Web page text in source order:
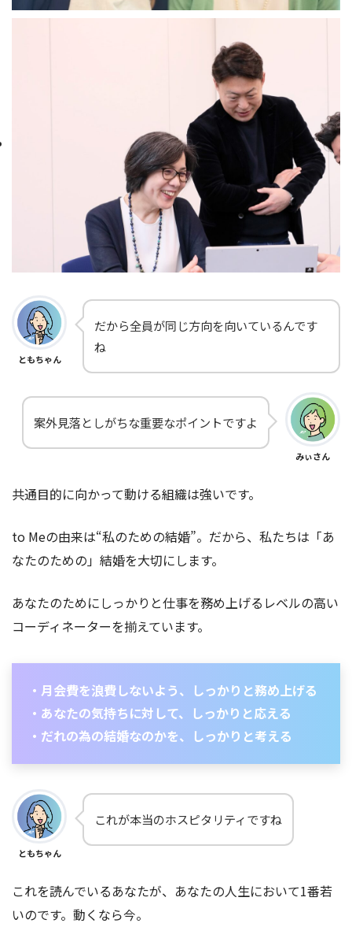
ともちゃん
だから全員が同じ方向を向いているんです
ね
みぃさん
案外見落としがちな重要なポイントですよ
共通目的に向かって動ける組織は強いです。
to Meの由来は“私のための結婚”。だから、私たちは「あ
なたのための」結婚を大切にします。
あなたのためにしっかりと仕事を務め上げるレベルの高い
コーディネーターを揃えています。
・月会費を浪費しないよう、しっかりと務め上げる
・あなたの気持ちに対して、しっかりと応える
・だれの為の結婚なのかを、しっかりと考える
ともちゃん
これが本当のホスピタリティですね
これを読んでいるあなたが、あなたの人生において1番若
いのです。動くなら今。